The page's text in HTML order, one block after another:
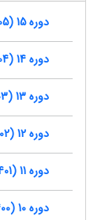
دوره 15 (1405)
دوره 14 (1404)
دوره 13 (1403)
دوره 12 (1402)
دوره 11 (1401)
دوره 10 (1400)